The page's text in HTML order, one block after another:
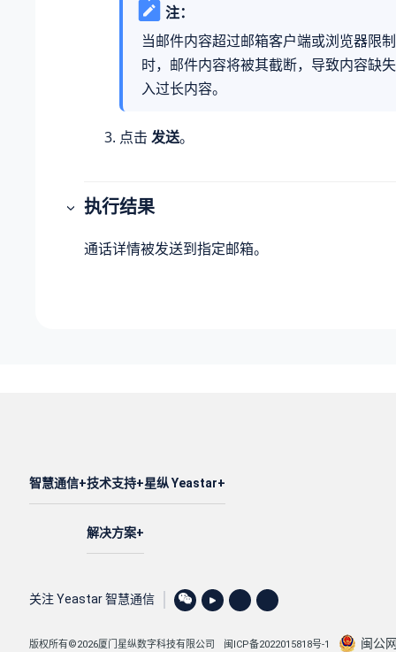
注：
当邮件内容超过邮箱客户端或浏览器限
时，邮件内容将被其截断，导致内容缺
入过长内容。
点击 发送。
执行结果
通话详情被发送到指定邮箱。
智慧通信 技术支持
解决方案
星纵 Yeastar
关注 Yeastar 智慧通信
版权所有©2026厦门星纵数字科技有限公司 闽ICP备2022015818号-1 闽公